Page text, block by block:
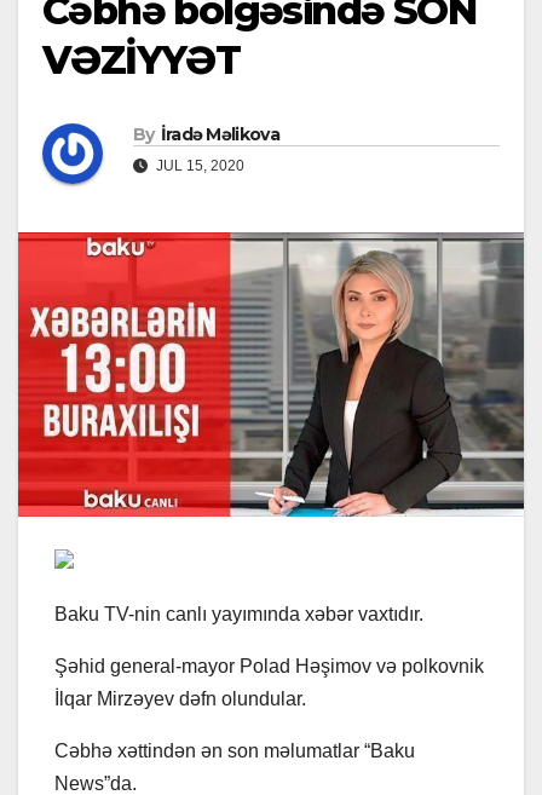
Cəbhə bölgəsində SON
VƏZİYYƏT
By İradə Məlikova
JUL 15, 2020
Baku TV-nin canlı yayımında xəbər vaxtıdır.
Şəhid general-mayor Polad Həşimov və polkovnik
İlqar Mirzəyev dəfn olundular.
Cəbhə xəttindən ən son məlumatlar “Baku
News”da.